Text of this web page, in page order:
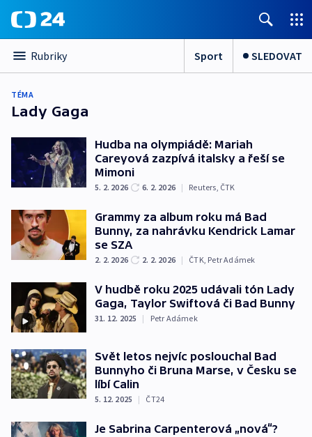
Rubriky Sport SLEDOVAT
TÉMA
Lady Gaga
Hudba na olympiádě: Mariah
Careyová zazpívá italsky a řeší se
Mimoni
5. 2. 2026 6. 2. 2026 | Reuters, ČTK
Grammy za album roku má Bad
Bunny, za nahrávku Kendrick Lamar
se SZA
2. 2. 2026 2. 2. 2026 | ČTK, Petr Adámek
V hudbě roku 2025 udávali tón Lady
Gaga, Taylor Swiftová či Bad Bunny
31. 12. 2025 | Petr Adámek
Svět letos nejvíc poslouchal Bad
Bunnyho či Bruna Marse, v Česku se
líbí Calin
5. 12. 2025 | ČT24
Je Sabrina Carpenterová „nová“?